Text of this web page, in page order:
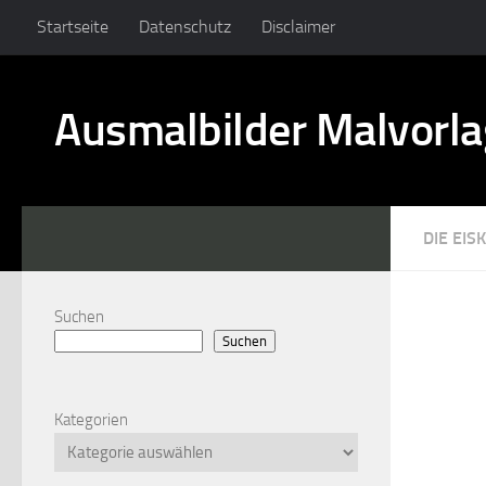
Startseite Datenschutz Disclaimer
Ausmalbilder
DIE
Suchen
Suchen
Kategorien